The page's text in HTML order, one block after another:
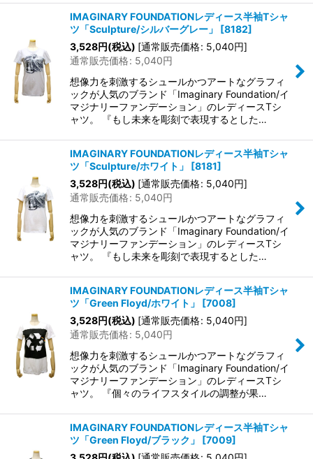
IMAGINARY FOUNDATIONレディース半袖Tシャ
ツ「Sculpture/シルバーグレー」
[8182]
3,528円(税込) [通常販売価格: 5,040円]
通常販売価格: 5,040円
想像力を刺激するシュールかつアートなグラフィ
ックが人気のブランド「Imaginary Foundation/イ
マジナリーファンデーション」のレディースTシ
ャツ。 『もし未来を彫刻で表現するとした…
IMAGINARY FOUNDATIONレディース半袖Tシャ
ツ「Sculpture/ホワイト」
[8181]
3,528円(税込) [通常販売価格: 5,040円]
通常販売価格: 5,040円
想像力を刺激するシュールかつアートなグラフィ
ックが人気のブランド「Imaginary Foundation/イ
マジナリーファンデーション」のレディースTシ
ャツ。 『もし未来を彫刻で表現するとした…
IMAGINARY FOUNDATIONレディース半袖Tシャ
ツ「Green Floyd/ホワイト」
[7008]
3,528円(税込) [通常販売価格: 5,040円]
通常販売価格: 5,040円
想像力を刺激するシュールかつアートなグラフィ
ックが人気のブランド「Imaginary Foundation/イ
マジナリーファンデーション」のレディースTシ
ャツ。 『個々のライフスタイルの調整が果…
IMAGINARY FOUNDATIONレディース半袖Tシャ
ツ「Green Floyd/ブラック」
[7009]